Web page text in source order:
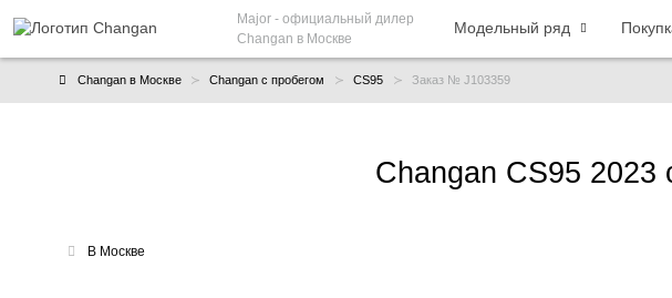
Major - официальный дилер
Changan в Москве
Модельный ряд
Changan в Москве Changan с пробегом CS95 Заказ № J103359
Changan CS95 2023
В Москве